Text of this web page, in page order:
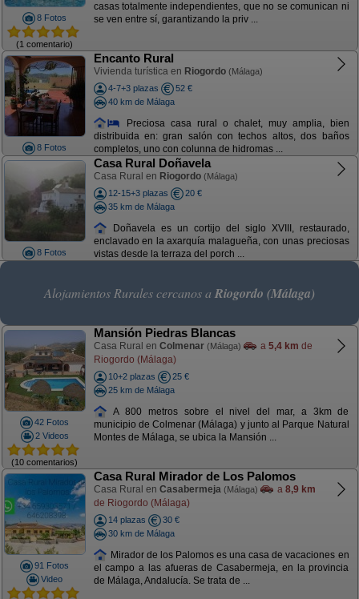
8 Fotos
(1 comentario)
casas totalmente independientes, que no se comunican ni
se ven entre sí, garantizando la priv ...
8 Fotos
Encanto Rural
Vivienda turística en Riogordo (Málaga)
4-7+3 plazas
52 €
40 km de Málaga
Preciosa casa rural o chalet, muy amplia, bien
distribuida en: gran salón con techos altos, dos baños
completos, uno con colunna de hidromas ...
8 Fotos
Casa Rural Doñavela
Casa Rural en Riogordo (Málaga)
12-15+3 plazas
20 €
35 km de Málaga
Doñavela es un cortijo del siglo XVIII, restaurado,
enclavado en la axarquía malagueña, con unas preciosas
vistas desde la terraza del porch ...
Alojamientos Rurales cercanos a Riogordo (Málaga)
42 Fotos
2 Videos
(10 comentarios)
Mansión Piedras Blancas
Casa Rural en Colmenar (Málaga) a 5,4 km de
Riogordo (Málaga)
10+2 plazas
25 €
25 km de Málaga
A 800 metros sobre el nivel del mar, a 3km de
municipio de Colmenar (Málaga) y junto al Parque Natural
Montes de Málaga, se ubica la Mansión ...
91 Fotos
Video
Casa Rural Mirador de Los Palomos
Casa Rural en Casabermeja (Málaga) a 8,9 km
de Riogordo (Málaga)
14 plazas
30 €
30 km de Málaga
Mirador de los Palomos es una casa de vacaciones en
el campo a las afueras de Casabermeja, en la provincia
de Málaga, Andalucía. Se trata de ...